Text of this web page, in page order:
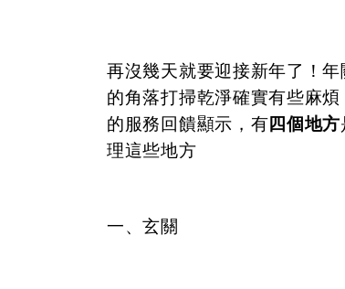
再沒幾天就要迎接新年了！
的角落打掃乾淨確實有些麻
的服務回饋顯示，有四個地方
理這些地方
一、玄關